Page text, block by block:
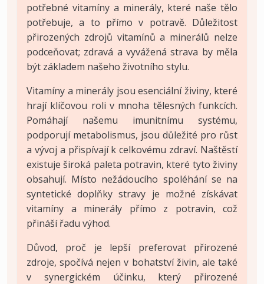
potřebné vitamíny a minerály, které naše tělo
potřebuje, a to přímo v potravě. Důležitost
přirozených zdrojů vitamínů a minerálů nelze
podceňovat; zdravá a vyvážená strava by měla
být základem našeho životního stylu.
Vitamíny a minerály jsou esenciální živiny, které
hrají klíčovou roli v mnoha tělesných funkcích.
Pomáhají našemu imunitnímu systému,
podporují metabolismus, jsou důležité pro růst
a vývoj a přispívají k celkovému zdraví. Naštěstí
existuje široká paleta potravin, které tyto živiny
obsahují. Místo nežádoucího spoléhání se na
syntetické doplňky stravy je možné získávat
vitamíny a minerály přímo z potravin, což
přináší řadu výhod.
Důvod, proč je lepší preferovat přirozené
zdroje, spočívá nejen v bohatství živin, ale také
v synergickém účinku, který přirozené